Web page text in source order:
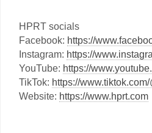
HPRT socials
Facebook: https://
Instagram: https://
YouTube: https://
TikTok: https://
Website: https://www.hprt.com